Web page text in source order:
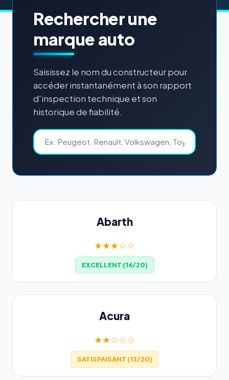
Rechercher une
marque auto
Saisissez le nom du constructeur pour
accéder instantanément à son rapport
d'inspection technique et son
historique de fiabilité.
Abarth
★★★☆☆
EXCELLENT (16/20)
Acura
★★☆☆☆
SATISFAISANT (13/20)